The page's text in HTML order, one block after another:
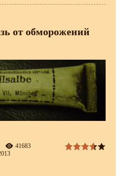
от обморожений
41683